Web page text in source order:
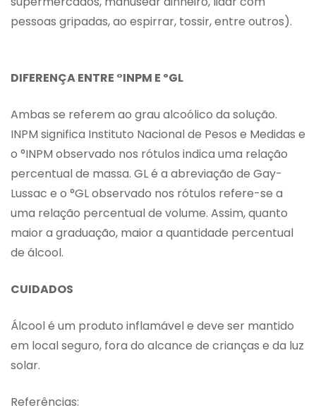
pessoas gripadas, ao espirrar, tossir, entre outros).
DIFERENÇA ENTRE °INPM E ºGL
Ambas se referem ao grau alcoólico da solução.
INPM significa Instituto Nacional de Pesos e Medidas e
o °INPM observado nos rótulos indica uma relação
percentual de massa. GL é a abreviação de Gay-
Lussac e o °GL observado nos rótulos refere-se a
uma relação percentual de volume. Assim, quanto
maior a graduação, maior a quantidade percentual
de álcool.
CUIDADOS
Álcool é um produto inflamável e deve ser mantido
em local seguro, fora do alcance de crianças e da luz
solar.
Referências: